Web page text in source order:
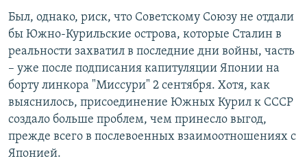
Был, однако, риск, что Советскому Союзу не отдали
бы Южно-Курильские острова, которые Сталин в
реальности захватил в последние дни войны, часть
– уже после подписания капитуляции Японии на
борту линкора "Миссури" 2 сентября. Хотя, как
выяснилось, присоединение Южных Курил к СССР
создало больше проблем, чем принесло выгод,
прежде всего в послевоенных взаимоотношениях с
Японией.